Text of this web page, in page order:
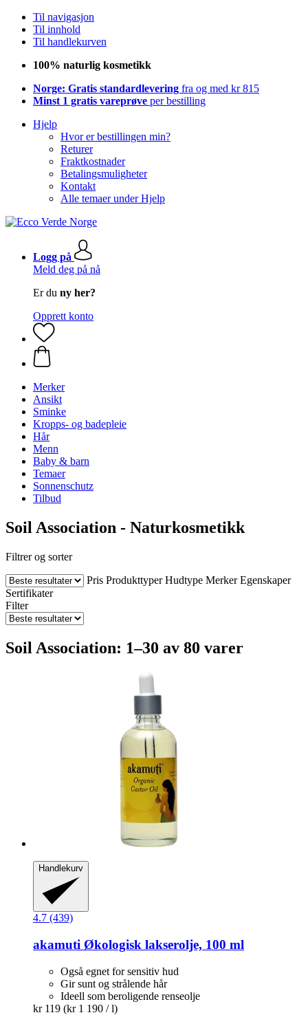
Til navigasjon
Til innhold
Til handlekurven
100% naturlig kosmetikk
Norge: Gratis standardlevering fra og med kr 815
Minst 1 gratis vareprøve per bestilling
Hjelp
Hvor er bestillingen min?
Returer
Fraktkostnader
Betalingsmuligheter
Kontakt
Alle temaer under Hjelp
Logg på
Meld deg på nå
Er du ny her?
Opprett konto
Merker
Ansikt
Sminke
Kropps- og badepleie
Hår
Menn
Baby & barn
Temaer
Sonnenschutz
Tilbud
Soil Association - Naturkosmetikk
Filtrer og sorter
Pris Produkttyper Hudtype Merker Egenskaper
Sertifikater
Filter
Soil Association: 1–30 av 80 varer
Handlekurv
4.7 (439)
akamuti Økologisk lakserolje, 100 ml
Også egnet for sensitiv hud
Gir sunt og strålende hår
Ideell som beroligende renseolje
kr 119 (kr 1 190 / l)